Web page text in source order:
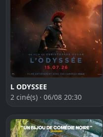
L ODYSSEE
2 ciné(s) · 06/08 20:30